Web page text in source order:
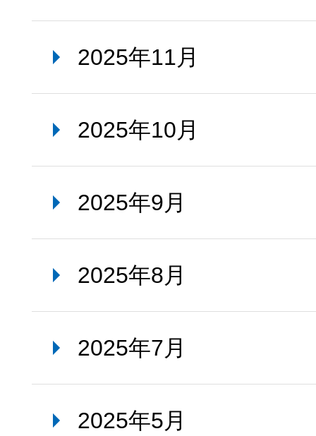
2025年11月
2025年10月
2025年9月
2025年8月
2025年7月
2025年5月